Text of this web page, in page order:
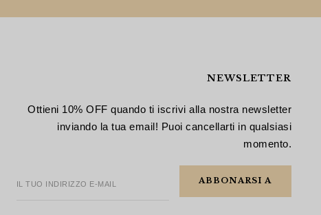
NEWSLETTER
Ottieni 10% OFF quando ti iscrivi alla nostra newsletter
inviando la tua email! Puoi cancellarti in qualsiasi
momento.
IL TUO INDIRIZZO E-MAIL